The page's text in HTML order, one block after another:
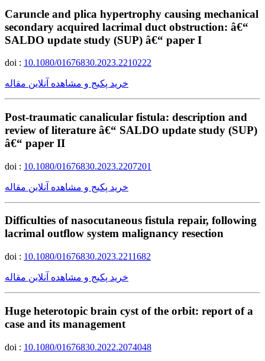
Caruncle and plica hypertrophy causing mechanical
secondary acquired lacrimal duct obstruction: â€“
SALDO update study (SUP) â€“ paper I
doi : 10.1080/01676830.2023.2210222
خرید پکیج و مشاهده آنلاین مقاله
Post-traumatic canalicular fistula: description and
review of literature â€“ SALDO update study (SUP)
â€“ paper II
doi : 10.1080/01676830.2023.2207201
خرید پکیج و مشاهده آنلاین مقاله
Difficulties of nasocutaneous fistula repair, following
lacrimal outflow system malignancy resection
doi : 10.1080/01676830.2023.2211682
خرید پکیج و مشاهده آنلاین مقاله
Huge heterotopic brain cyst of the orbit: report of a
case and its management
doi : 10.1080/01676830.2022.2074048